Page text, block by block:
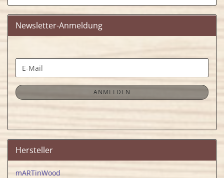
Newsletter-Anmeldung
WEITER
ZUR
NEWSLETTER-
ANMELDUNG
E-
Mail
ANMELDEN
Hersteller
mARTinWood